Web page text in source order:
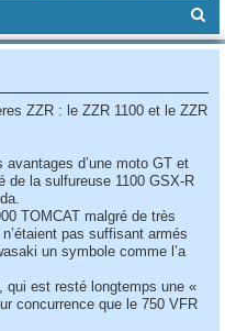
e
h
ZZR : le ZZR 1100 et le ZZR
avantages d’une moto GT et
de la sulfureuse 1100 GSX-R
TOMCAT malgré de très
pas suffisant armés
un symbole comme l’a
qui est resté longtemps une «
concurrence que le 750 VFR